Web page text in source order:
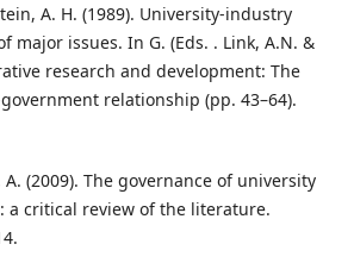
A. H. (1989). University-industry
major issues. In G. (Eds. . Link, A.N. &
research and development: The
relationship (pp. 43–64).
A. (2009). The governance of university
a critical review of the literature.